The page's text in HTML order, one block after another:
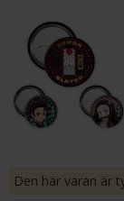
Den här varan är